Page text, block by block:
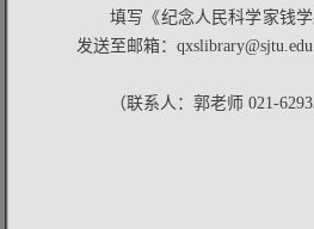
填写《纪念人民科学家钱
发送至邮箱：
（联系人：郭老师 021-